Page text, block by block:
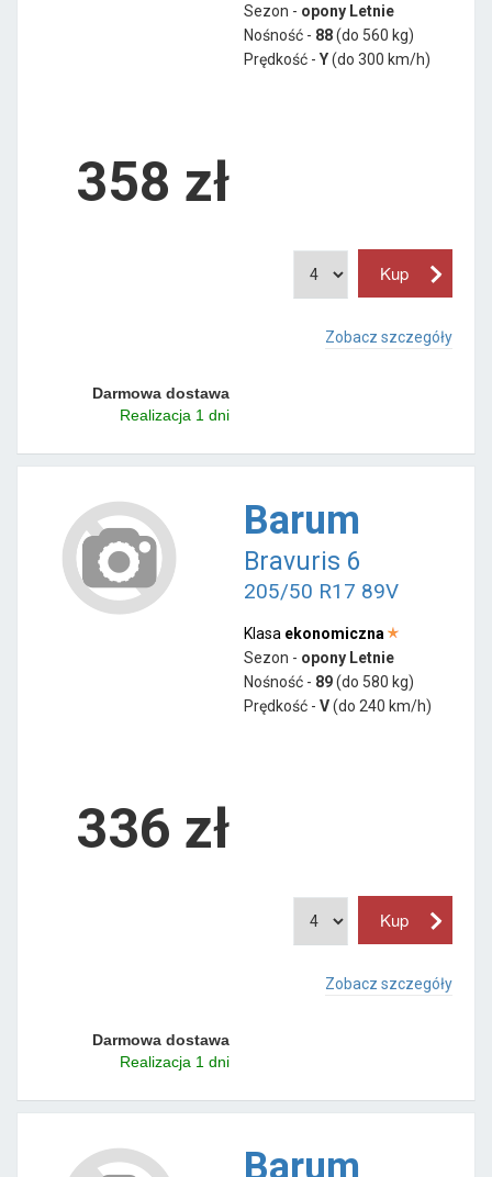
Sezon - opony Letnie
Nośność - 88(do 560 kg)
Prędkość - Y(do 300 km/h)
358 zł
Zobacz szczegóły
Darmowa dostawa
Realizacja 1 dni
Barum
Bravuris 6
205/50 R17 89V
Klasa ekonomiczna
Sezon - opony Letnie
Nośność - 89(do 580 kg)
Prędkość - V(do 240 km/h)
336 zł
Zobacz szczegóły
Darmowa dostawa
Realizacja 1 dni
Barum